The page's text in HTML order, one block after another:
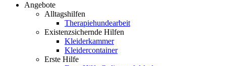
Angebote
Alltagshilfen
Therapiehundearbeit
Existenzsichernde Hilfen
Kleiderkammer
Kleidercontainer
Erste Hilfe